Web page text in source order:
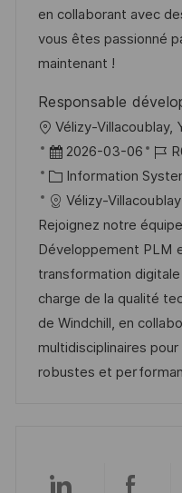
a
t
e
r
y
en collaborant avec
vous êtes passionné
maintenant !
Responsable
L
o
c
a
t
i
o
n
Vélizy-Villacoublay,
P
o
s
t
e
d
D
a
t
e
2026-03-06
J
o
b
I
d
C
a
t
e
g
o
r
y
Information
Vélizy-Villacoublay
Rejoignez notre
Développement PLM
transformation
charge de la qualité
de Windchill, en
multidisciplinaires
robustes et